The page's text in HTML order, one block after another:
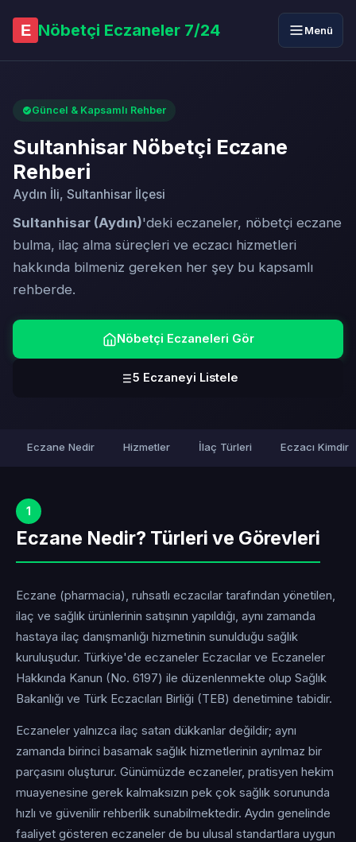
E Nöbetçi Eczaneler 7/24 Menü
Güncel & Kapsamlı Rehber
Sultanhisar Nöbetçi Eczane
Rehberi
Aydın İli, Sultanhisar İlçesi
Sultanhisar (Aydın)'deki eczaneler, nöbetçi eczane
bulma, ilaç alma süreçleri ve eczacı hizmetleri
hakkında bilmeniz gereken her şey bu kapsamlı
rehberde.
Nöbetçi Eczaneleri Gör
5 Eczaneyi Listele
Eczane Nedir Hizmetler İlaç Türleri Eczacı Kimdir
1
Eczane Nedir? Türleri ve Görevleri
Eczane (pharmacia), ruhsatlı eczacılar tarafından yönetilen,
ilaç ve sağlık ürünlerinin satışının yapıldığı, aynı zamanda
hastaya ilaç danışmanlığı hizmetinin sunulduğu sağlık
kuruluşudur. Türkiye'de eczaneler Eczacılar ve Eczaneler
Hakkında Kanun (No. 6197) ile düzenlenmekte olup Sağlık
Bakanlığı ve Türk Eczacıları Birliği (TEB) denetimine tabidir.
Eczaneler yalnızca ilaç satan dükkanlar değildir; aynı
zamanda birinci basamak sağlık hizmetlerinin ayrılmaz bir
parçasını oluşturur. Günümüzde eczaneler, pratisyen hekim
muayenesine gerek kalmaksızın pek çok sağlık sorununda
hızlı ve güvenilir rehberlik sunabilmektedir. Aydın genelinde
faaliyet gösteren eczaneler de bu ulusal standartlara uygun